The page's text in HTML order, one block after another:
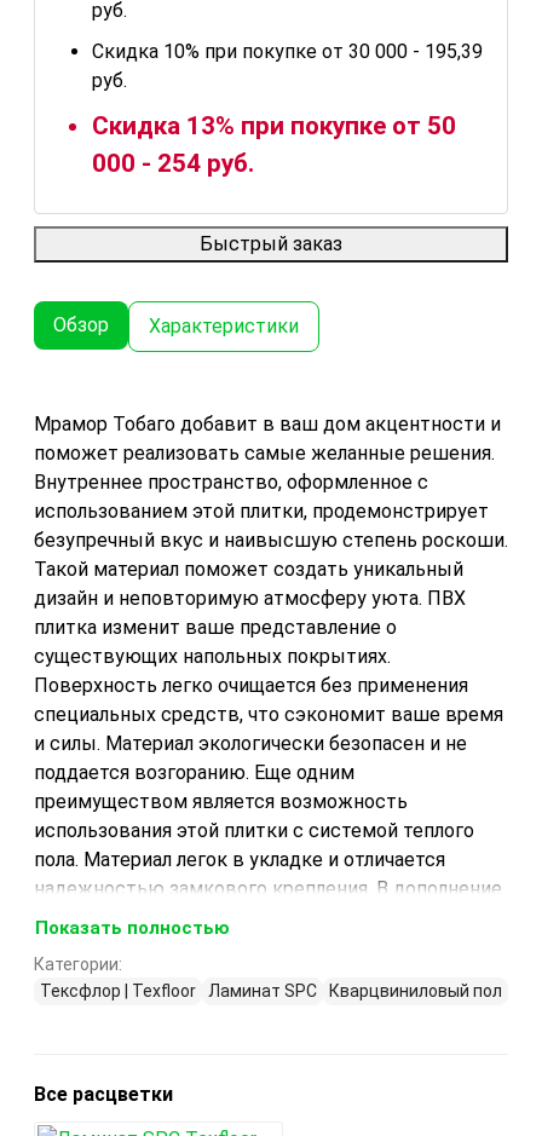
руб.
Скидка 10% при покупке от 30 000 - 195,39
руб.
Скидка 13% при покупке от 50
000 - 254 руб.
Быстрый заказ
Обзор Характеристики
Мрамор Тобаго добавит в ваш дом акцентности и
поможет реализовать самые желанные решения.
Внутреннее пространство, оформленное с
использованием этой плитки, продемонстрирует
безупречный вкус и наивысшую степень роскоши.
Такой материал поможет создать уникальный
дизайн и неповторимую атмосферу уюта. ПВХ
плитка изменит ваше представление о
существующих напольных покрытиях.
Поверхность легко очищается без применения
специальных средств, что сэкономит ваше время
и силы. Материал экологически безопасен и не
поддается возгоранию. Еще одним
преимуществом является возможность
использования этой плитки с системой теплого
пола. Материал легок в укладке и отличается
надежностью замкового крепления. В дополнение
к элегантному внешнему виду, такое покрытие
трудностей в использовании.
Показать полностью
Категории:
Тексфлор | Texfloor
Ламинат SPC Кварцвиниловый пол
Все расцветки